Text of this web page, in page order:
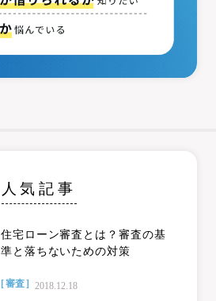
人気記事
住宅ローン審査とは？審査の基
準と落ちないための対策
[ 審査 ] 2018.12.18